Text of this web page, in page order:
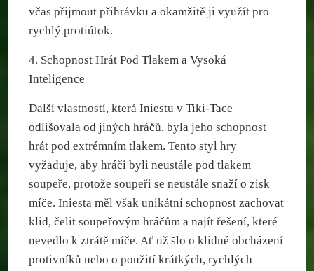
včas přijmout přihrávku a okamžitě ji využít pro
rychlý protiútok.
4. Schopnost Hrát Pod Tlakem a Vysoká
Inteligence
Další vlastností, která Iniestu v Tiki-Tace
odlišovala od jiných hráčů, byla jeho schopnost
hrát pod extrémním tlakem. Tento styl hry
vyžaduje, aby hráči byli neustále pod tlakem
soupeře, protože soupeři se neustále snaží o zisk
míče. Iniesta měl však unikátní schopnost zachovat
klid, čelit soupeřovým hráčům a najít řešení, které
nevedlo k ztrátě míče. Ať už šlo o klidné obcházení
protivníků nebo o použití krátkých, rychlých